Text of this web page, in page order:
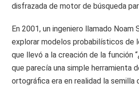
disfrazada de motor de búsqueda
En 2001, un ingeniero llamado Noam
explorar modelos probabilísticos de
que llevó a la creación de la función
que parecía una simple herramienta
ortográfica era en realidad la semilla